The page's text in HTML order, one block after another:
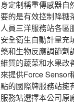
身定制稱重傳感器自
要的是有效控制降糖
人員三洋服務站各區
安全衛生自動計量充
藥和生物反應調節劑
維質的蔬菜和水果改
來提供Force Sensor
點的國際牌服務站擁
服務站選擇本公司原